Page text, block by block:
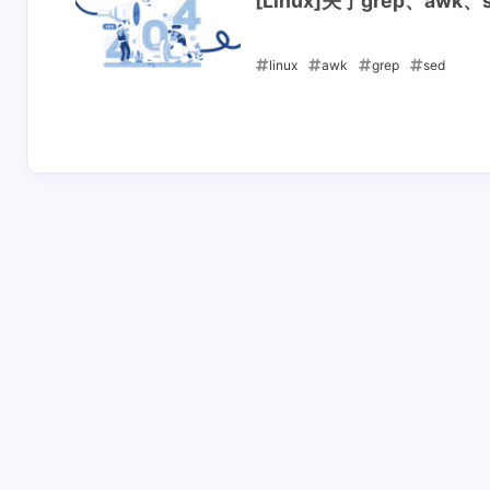
linux awk grep sed